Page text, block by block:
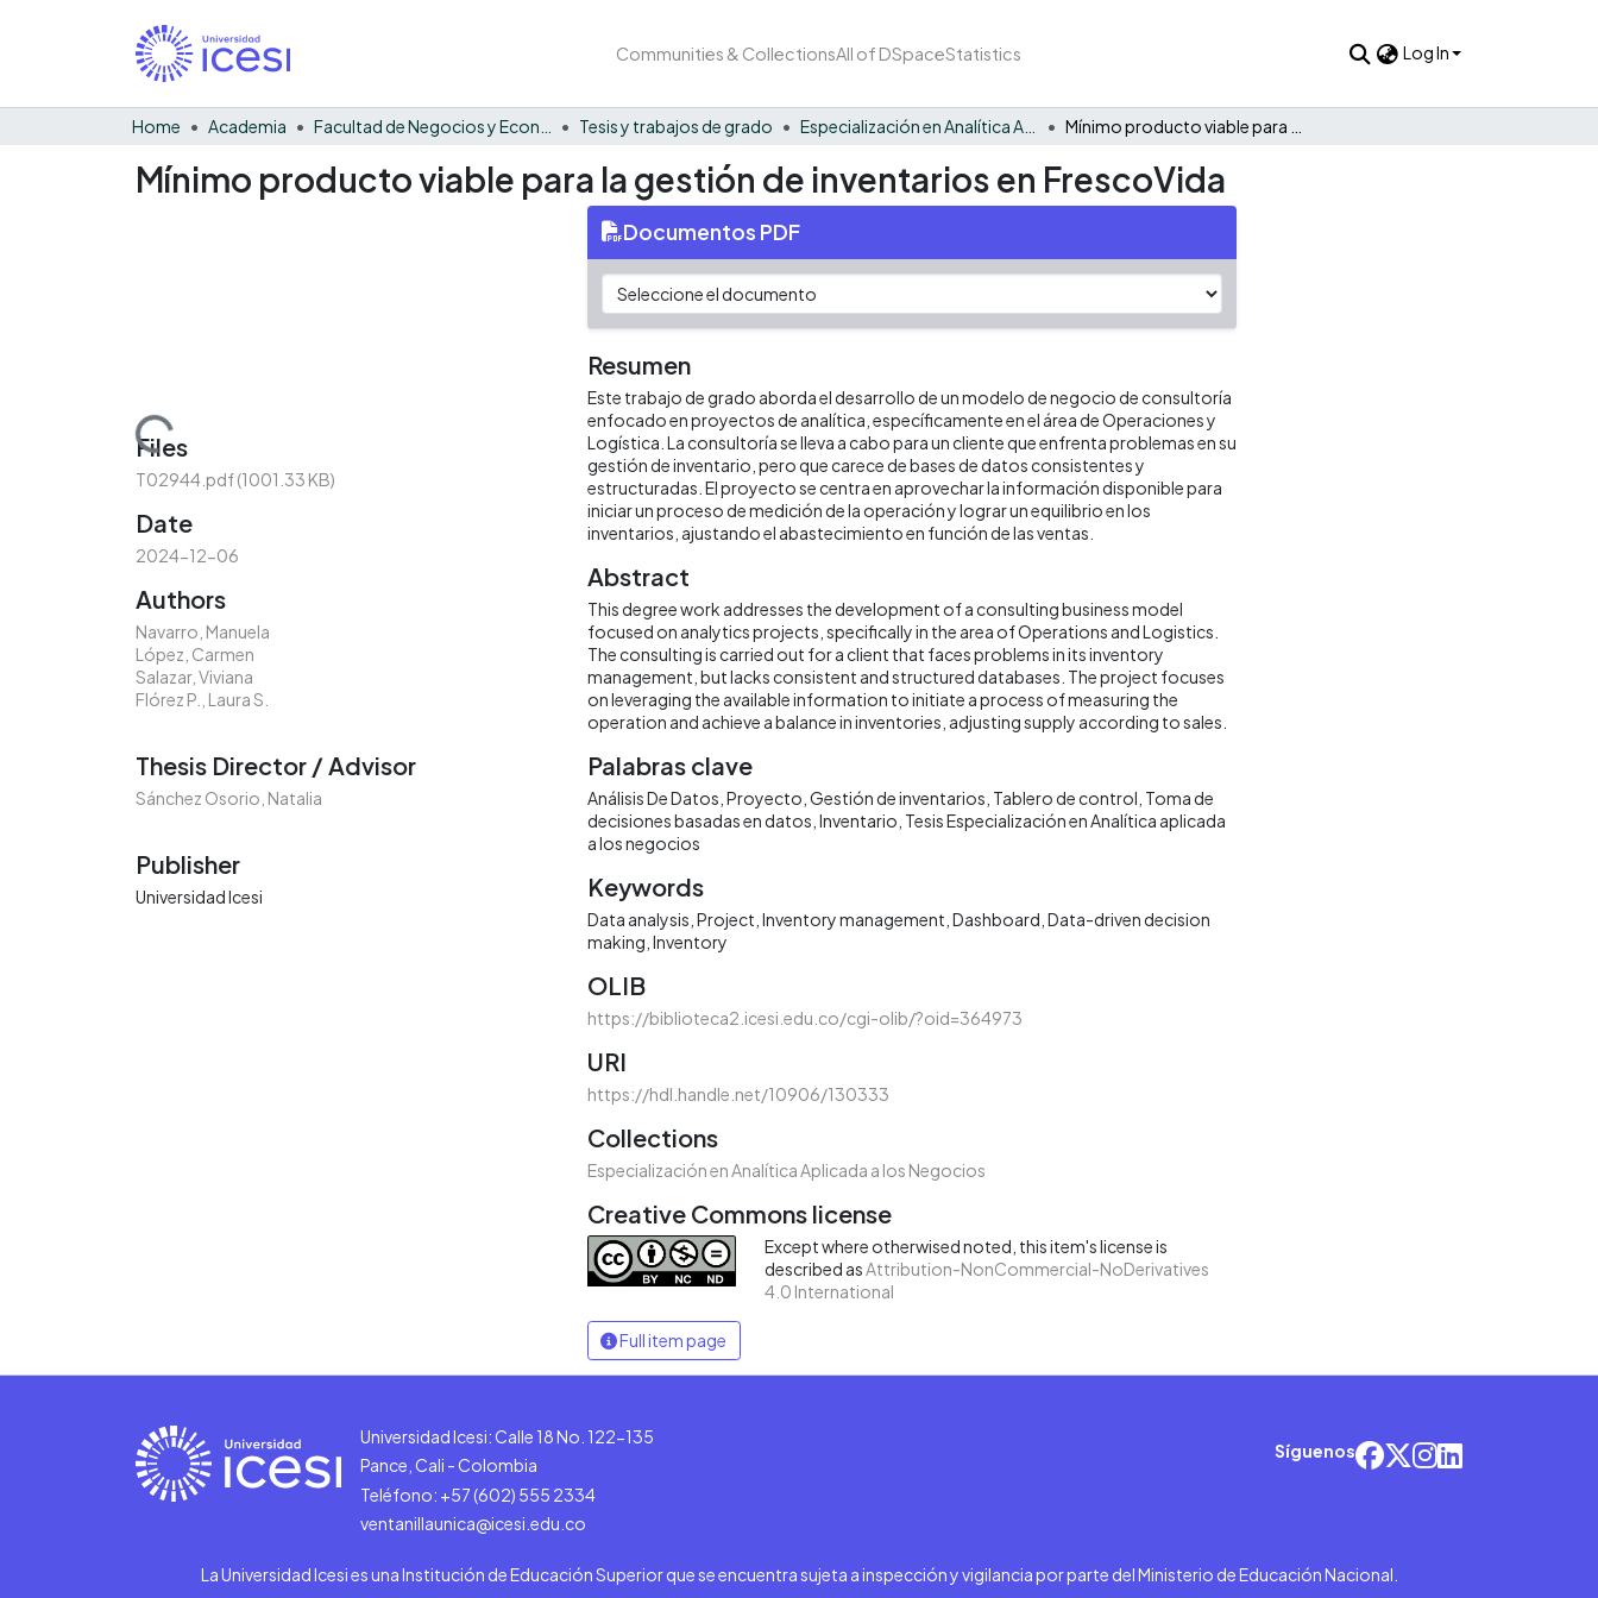
Communities & CollectionsAll of DSpaceStatistics Log In
Home Academia Tesis y trabajos de grado
Mínimo producto viable para la gestión de inventarios en FrescoVida
Loading...
Files
T02944.pdf(1001.33 KB)
Date
2024-12-06
Authors
Navarro, Manuela
López, Carmen
Salazar, Viviana
Flórez P., Laura S.
Thesis Director / Advisor
Sánchez Osorio, Natalia
Publisher
Universidad Icesi
Documentos PDF
Resumen
Este trabajo de grado aborda el desarrollo de un modelo de negocio de consultoría
enfocado en proyectos de analítica, específicamente en el área de Operaciones y
Logística. La consultoría se lleva a cabo para un cliente que enfrenta problemas en su
gestión de inventario, pero que carece de bases de datos consistentes y
estructuradas. El proyecto se centra en aprovechar la información disponible para
iniciar un proceso de medición de la operación y lograr un equilibrio en los
inventarios, ajustando el abastecimiento en función de las ventas.
Abstract
This degree work addresses the development of a consulting business model
focused on analytics projects, specifically in the area of Operations and Logistics.
The consulting is carried out for a client that faces problems in its inventory
management, but lacks consistent and structured databases. The project focuses
on leveraging the available information to initiate a process of measuring the
operation and achieve a balance in inventories, adjusting supply according to sales.
Palabras clave
Análisis De Datos Proyecto Gestión de inventarios Tablero de control Toma de
decisiones basadas en datos Inventario Tesis Especialización en Analítica aplicada
a los negocios
Keywords
Data analysis Project Inventory management Dashboard Data-driven decision
making Inventory
OLIB
https://biblioteca2.icesi.edu.co/cgi-olib/?oid=364973
URI
https://hdl.handle.net/10906/130333
Collections
Especialización en Analítica Aplicada a los Negocios
Creative Commons license
Except where otherwised noted, this item's license is
described as Attribution-NonCommercial-NoDerivatives
4.0 International
Full item page
Universidad Icesi: Calle 18 No. 122-135
Pance, Cali - Colombia
Teléfono: +57 (602) 555 2334
ventanillaunica@icesi.edu.co
Síguenos
La Universidad Icesi es una Institución de Educación Superior que se encuentra sujeta a inspección y vigilancia por parte del Ministerio de Educación Nacional.